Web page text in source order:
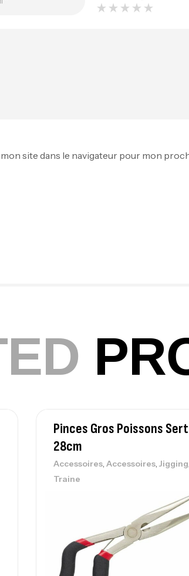
site dans le navigateur pour mon
Pinces Gros Poissons Sert
28cm
Accessoires, Accessoires, Jigging,
Traine